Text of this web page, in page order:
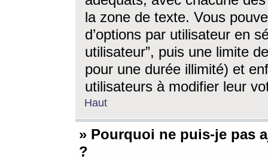
la zone de texte. Vous
d’options par utilisateur en
utilisateur”, puis une limite
pour une durée illimité) et
utilisateurs à modifier leur
Haut
» Pourquoi ne puis-je pas
?